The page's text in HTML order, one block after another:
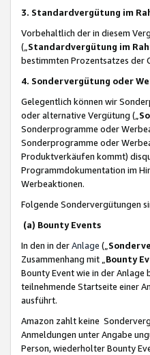
3. Standardvergütung im
Vorbehaltlich der in diesem
(„ Standardvergütung im
bestimmten Prozentsatzes der
4. Sondervergütung oder
Gelegentlich können wir
oder alternative Vergütung („
Sonderprogramme oder
Sonderprogramme oder
Produktverkäufen kommt)
Programmdokumentation im
Werbeaktionen.
Folgende Sondervergütungen
(a) Bounty Events
In den in derAnlage („
Zusammenhang mit „ Bounty
Bounty Event wie in der Anlage
teilnehmende Startseite einer
ausführt.
Amazon zahlt keine
Anmeldungen unter Angabe
Person, wiederholter Bounty